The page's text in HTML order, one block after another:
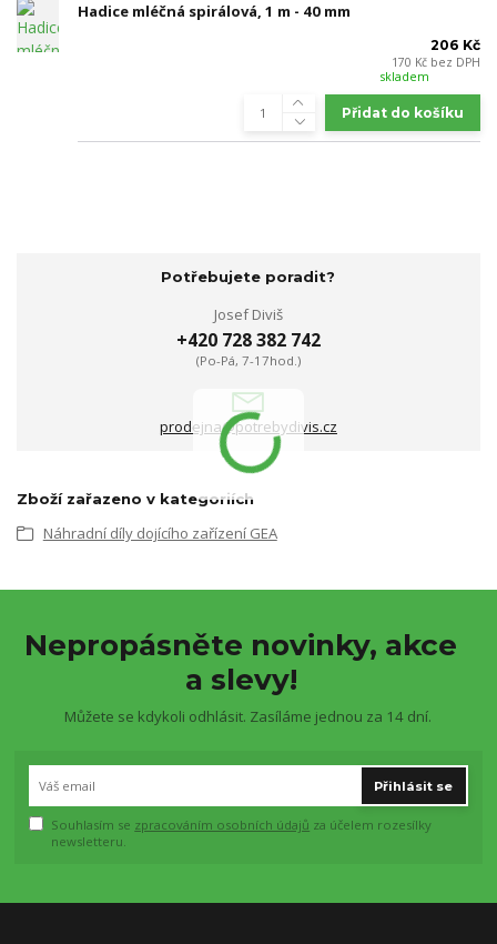
Hadice mléčná spirálová, 1 m - 40 mm
206 Kč
170 Kč bez DPH
skladem
Přidat do košíku
Potřebujete poradit?
Josef Diviš
+420 728 382 742
(Po-Pá, 7-17hod.)
prodejna@potrebydivis.cz
Zboží zařazeno v kategoriích
Náhradní díly dojícího zařízení GEA
Nepropásněte novinky, akce
a slevy!
Můžete se kdykoli odhlásit. Zasíláme jednou za 14 dní.
Přihlásit se
Souhlasím se zpracováním osobních údajů za účelem rozesílky
newsletteru.